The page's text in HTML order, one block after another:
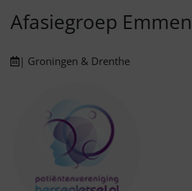
Afasiegroep Emmen
| Groningen & Drenthe